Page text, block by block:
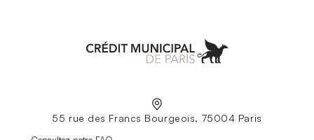
55 rue des Francs Bourgeois, 75004 Paris